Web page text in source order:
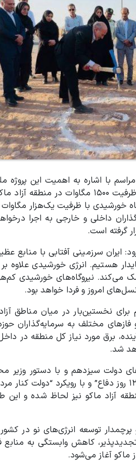
با اشاره به اهمیت این
خورشیدی با ظرفیت یک‌هزار مگاوات
داخلی و خارجی به اجرا
سرزمینی آفتابی با منابع
هستیم. انرژی خورشیدی علاوه
نیروگاه‌های خورشیدی
امروز و فردا خواهد بود.
برای نخستین‌بار در میان مناطق
مختلف به سرمایه‌گذاران
برق مورد نیاز کل منطقه در داخل
شد.
دولت سیزدهم و با دستور وزیر
اطلاعات و در هفته دولت ـ که مزین به شعار “۱۲ ماه تلاش، ۱۲ روز دفاع”
آزاد ماکو نیز لحاظ شده و این
پرچمدار توسعه انرژی‌های نو در
کاهش وابستگی به
ماکو آغاز می‌شود.